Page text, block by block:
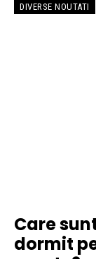
DIVERSE NOUTATI
Care
dormit